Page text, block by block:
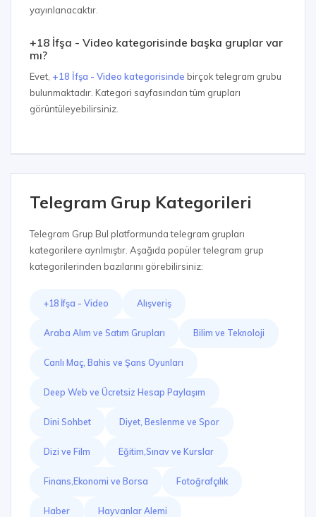
yayınlanacaktır.
+18 İfşa - Video kategorisinde başka gruplar var
mı?
Evet, +18 İfşa - Video kategorisinde birçok telegram grubu
bulunmaktadır. Kategori sayfasından tüm grupları
görüntüleyebilirsiniz.
Telegram Grup Kategorileri
Telegram Grup Bul platformunda telegram grupları
kategorilere ayrılmıştır. Aşağıda popüler telegram grup
kategorilerinden bazılarını görebilirsiniz:
+18 İfşa - Video Alışveriş
Araba Alım ve Satım Grupları Bilim ve Teknoloji
Canlı Maç, Bahis ve Şans Oyunları
Deep Web ve Ücretsiz Hesap Paylaşım
Dini Sohbet Diyet, Beslenme ve Spor
Dizi ve Film Eğitim,Sınav ve Kurslar
Finans,Ekonomi ve Borsa Fotoğrafçılık
Haber Hayvanlar Alemi